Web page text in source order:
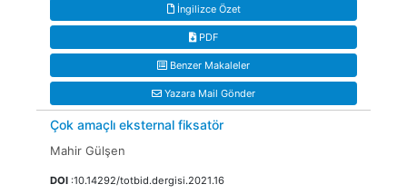
İngilizce Özet
PDF
Benzer Makaleler
Yazara Mail Gönder
Çok amaçlı eksternal fiksatör
Mahir Gülşen
DOI :10.14292/totbid.dergisi.2021.16